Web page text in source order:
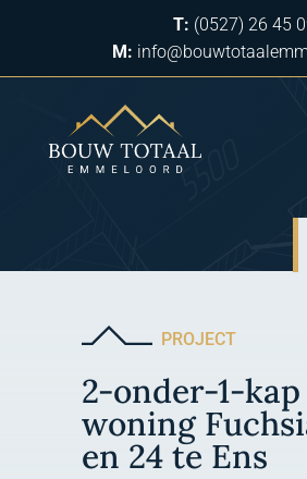
T: (0527) 26 45
M:
PROJECT
2-onder-1-kap
woning
en 24 te Ens